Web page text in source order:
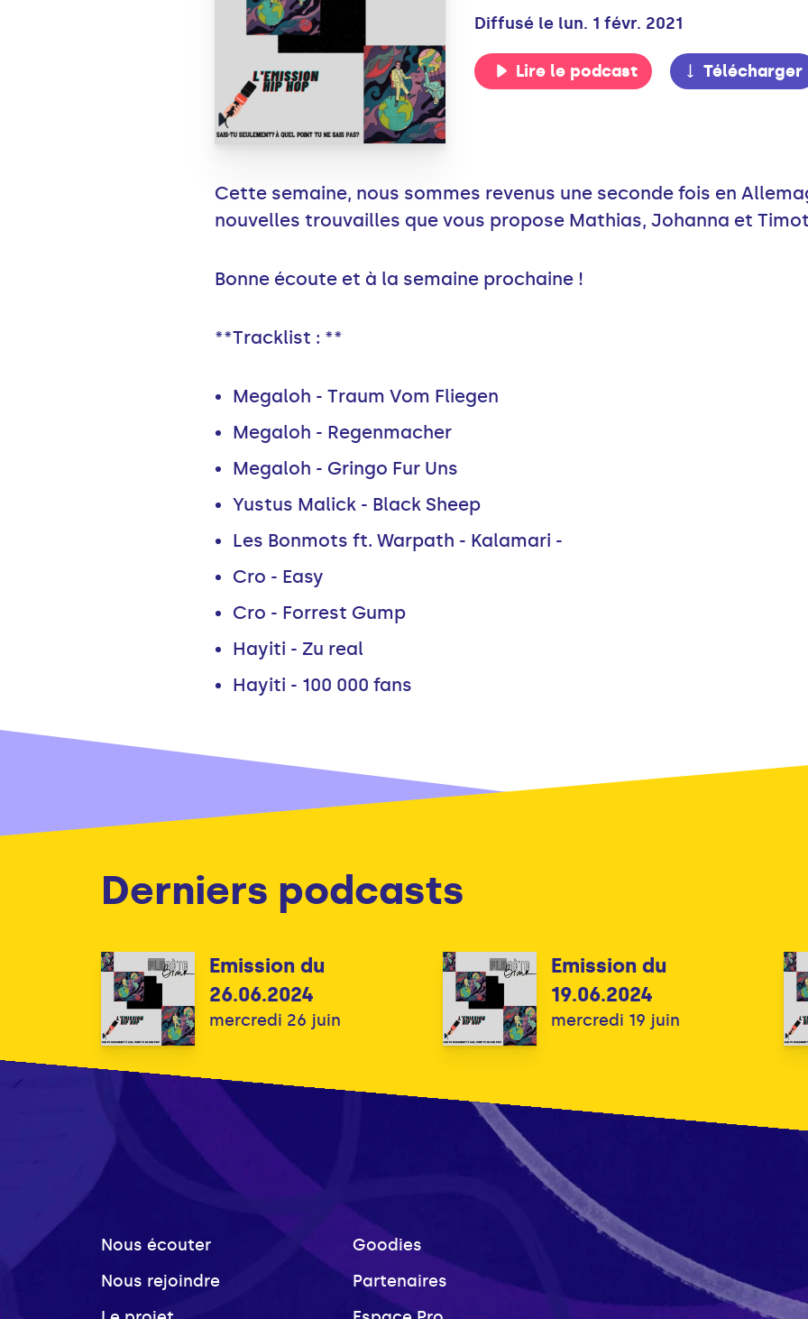
Diffusé le lun. 1 févr. 2021
Lire le podcast Télécharger
Cette semaine, nous sommes revenus une seconde fois en
nouvelles trouvailles que vous propose Mathias, Johanna et
Bonne écoute et à la semaine prochaine !
**Tracklist : **
Megaloh - Traum Vom Fliegen
Megaloh - Regenmacher
Megaloh - Gringo Fur Uns
Yustus Malick - Black Sheep
Les Bonmots ft. Warpath - Kalamari -
Cro - Easy
Cro - Forrest Gump
Hayiti - Zu real
Hayiti - 100 000 fans
Derniers podcasts
Emission du
26.06.2024
mercredi 26 juin
Emission du
19.06.2024
mercredi 19 juin
Nous écouter
Nous rejoindre
Goodies
Partenaires